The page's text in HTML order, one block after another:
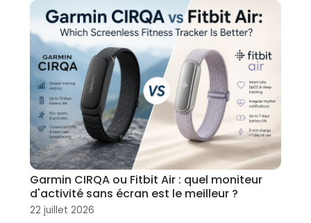
Garmin CIRQA ou Fitbit Air : quel moniteur
d'activité sans écran est le meilleur ?
22 juillet 2026